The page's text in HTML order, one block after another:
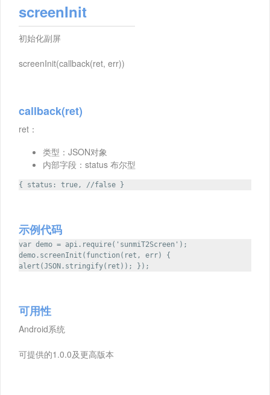
screenInit
初始化副屏
screenInit(callback(ret, err))
callback(ret)
ret：
类型：JSON对象
内部字段：status 布尔型
{ status: true, //false }
示例代码
var demo = api.require('sunmiT2Screen');
demo.screenInit(function(ret, err) {
alert(JSON.stringify(ret)); });
可用性
Android系统
可提供的1.0.0及更高版本